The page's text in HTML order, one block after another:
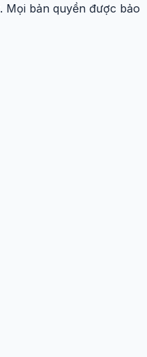
. Mọi bản quyền được bảo